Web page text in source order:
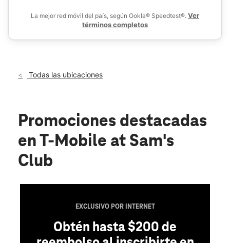
La mejor red móvil del país, según Ookla® Speedtest®. Ver
términos completos
Todas las ubicaciones
Promociones destacadas
en T-Mobile at Sam's
Club
EXCLUSIVO POR INTERNET
Obtén hasta $200 de